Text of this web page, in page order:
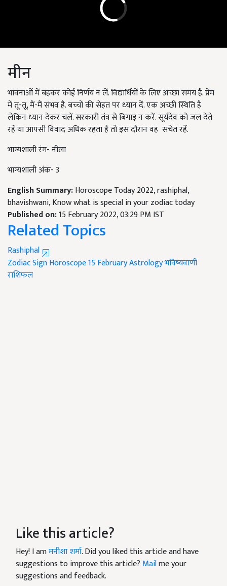
मीन
भावनाओं में बहकर कोई निर्णय न लें. विद्यार्थियों के लिए अच्‍छा समय है. प्रेम
में तू-तू, मैं-मैं संभव है. बच्‍चों की सेहत पर ध्‍यान दें. एक अच्‍छी स्थिति है
लेकिन ध्‍यान देकर चलें. सरकारी तंत्र से बिगाड़ न करें. सूर्यदेव को जल देते
रहें या आपसी विवाद अधिक रहता है तो इस दौरान वह सचेत रहें.
भाग्यशाली रंग- नीला
भाग्यशाली अंक- 3
English Summary:Horoscope Today 2022, rashiphal,
bhavishwani, Know what is special in your zodiac today
Published on:15 February 2022, 03:29 PM IST
Related Topics
Rashiphal
Zodiac SignHoroscope 15 FebruaryAstrologyभविष्यवाणी
राशिफल
Like this article?
Hey! I amमनीशा शर्मा. Did you liked this article and have
suggestions to improve this article? Mailme your
suggestions and feedback.